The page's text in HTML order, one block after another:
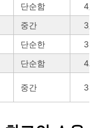
단순함
4/5
중간
3/5
단순한
단순함
4.5
중간